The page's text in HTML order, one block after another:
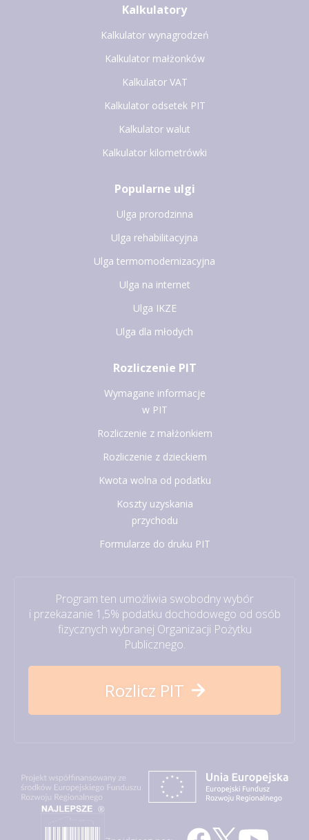
Kalkulatory
Kalkulator wynagrodzeń
Kalkulator małżonków
Kalkulator VAT
Kalkulator odsetek PIT
Kalkulator walut
Kalkulator kilometrówki
Popularne ulgi
Ulga prorodzinna
Ulga rehabilitacyjna
Ulga termomodernizacyjna
Ulga na internet
Ulga IKZE
Ulga dla młodych
Rozliczenie PIT
Wymagane informacje
w PIT
Rozliczenie z małżonkiem
Rozliczenie z dzieckiem
Kwota wolna od podatku
Koszty uzyskania
przychodu
Formularze do druku PIT
Program ten umożliwia swobodny wybór
i przekazanie 1,5% podatku dochodowego od osób
fizycznych wybranej Organizacji Pożytku
Publicznego.
Rozlicz PIT